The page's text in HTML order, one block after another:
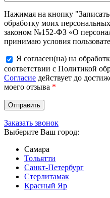
Нажимая на кнопку
обработку моих
законом №152-ФЗ «О
принимаю условия
Я согласен(на) на
соответствии с Политикой
Согласие действует до
моего отзыва *
Заказать звонок
Выберите Ваш город:
Самара
Тольятти
Санкт-Петербург
Стерлитамак
Красный Яр